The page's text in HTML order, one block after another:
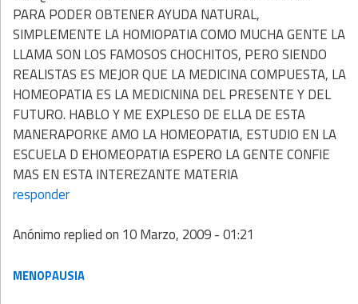
PARA PODER OBTENER AYUDA NATURAL,
SIMPLEMENTE LA HOMIOPATIA COMO MUCHA GENTE LA
LLAMA SON LOS FAMOSOS CHOCHITOS, PERO SIENDO
REALISTAS ES MEJOR QUE LA MEDICINA COMPUESTA, LA
HOMEOPATIA ES LA MEDICNINA DEL PRESENTE Y DEL
FUTURO. HABLO Y ME EXPLESO DE ELLA DE ESTA
MANERAPORKE AMO LA HOMEOPATIA, ESTUDIO EN LA
ESCUELA D EHOMEOPATIA ESPERO LA GENTE CONFIE
MAS EN ESTA INTEREZANTE MATERIA
responder
Anónimoreplied on 10 Marzo, 2009 - 01:21
MENOPAUSIA